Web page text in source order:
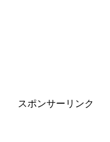
スポンサーリンク